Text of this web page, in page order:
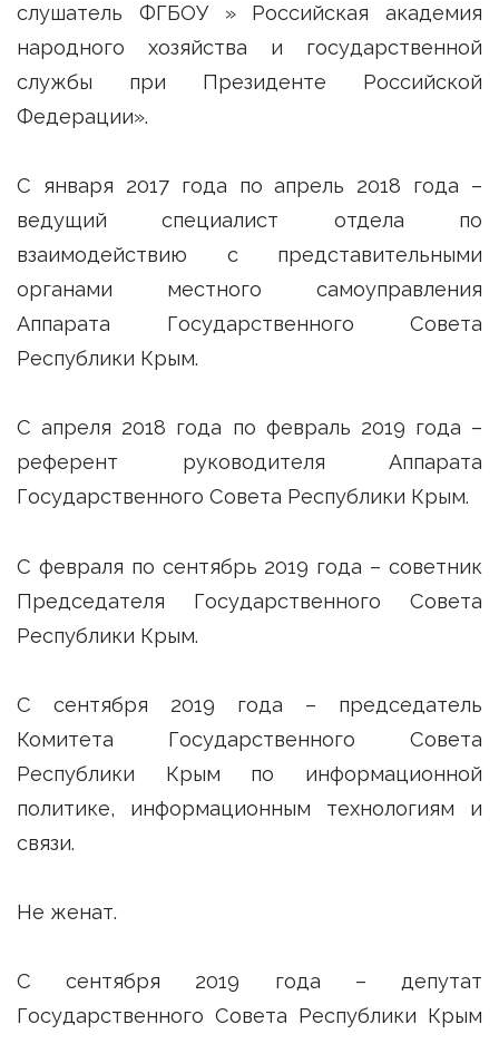
слушатель ФГБОУ » Российская академия
народного хозяйства и государственной
службы при Президенте Российской
Федерации».
С января 2017 года по апрель 2018 года –
ведущий специалист отдела по
взаимодействию с представительными
органами местного самоуправления
Аппарата Государственного Совета
Республики Крым.
С апреля 2018 года по февраль 2019 года –
референт руководителя Аппарата
Государственного Совета Республики Крым.
С февраля по сентябрь 2019 года – советник
Председателя Государственного Совета
Республики Крым.
С сентября 2019 года – председатель
Комитета Государственного Совета
Республики Крым по информационной
политике, информационным технологиям и
связи.
Не женат.
С сентября 2019 года – депутат
Государственного Совета Республики Крым